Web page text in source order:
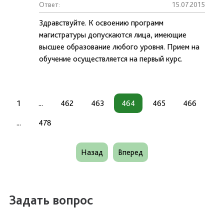
Ответ: 15.07.2015
Здравствуйте. К освоению программ
магистратуры допускаются лица, имеющие
высшее образование любого уровня. Прием на
обучение осуществляется на первый курс.
1 ... 462 463 464 465 466
... 478
Назад Вперед
Задать вопрос